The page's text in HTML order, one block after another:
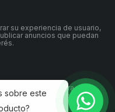
su experiencia de usuario,
anuncios que puedan
compras por fuera de la
a cuentas que no sean las
este